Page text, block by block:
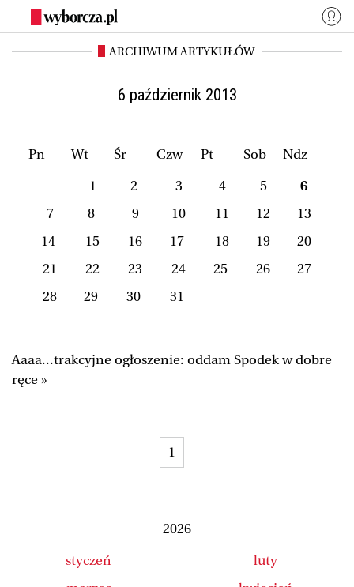
WYBORCZA.PL
Świat
Wyborcza.biz Co jest grane24
Magazyny BIQdata
Jutronauci Osiem Dziewięć
NASZE SERWISY
Duży Format Wysokie Obcasy
ARCHIWUM ARTYKUŁÓW
6 październik 2013
Pn Wt Śr Czw Pt Sob
Ndz
1
2 3 4 5
6
7
8 9 10 11 12
13
14
15 16 17 18 19
20
21
22 23 24 25 26
27
28
29 30 31
Aaaa...trakcyjne ogłoszenie: oddam Spodek w dobre
ręce »
1
2026
styczeń
luty